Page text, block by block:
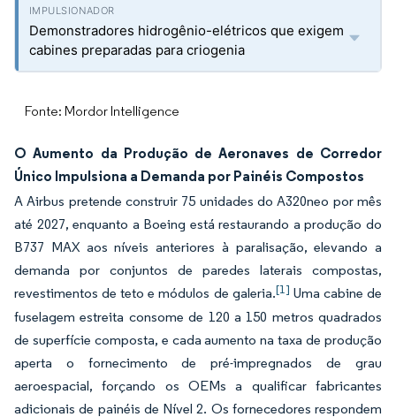
Demonstradores hidrogênio-elétricos que exigem
cabines preparadas para criogenia
Fonte: Mordor Intelligence
O Aumento da Produção de Aeronaves de Corredor
Único Impulsiona a Demanda por Painéis Compostos
A Airbus pretende construir 75 unidades do A320neo por mês
até 2027, enquanto a Boeing está restaurando a produção do
B737 MAX aos níveis anteriores à paralisação, elevando a
demanda por conjuntos de paredes laterais compostas,
revestimentos de teto e módulos de galeria.[1] Uma cabine de
fuselagem estreita consome de 120 a 150 metros quadrados
de superfície composta, e cada aumento na taxa de produção
aperta o fornecimento de pré-impregnados de grau
aeroespacial, forçando os OEMs a qualificar fabricantes
adicionais de painéis de Nível 2. Os fornecedores respondem